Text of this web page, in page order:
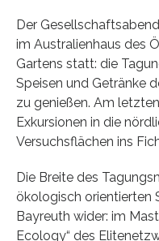
Der
im Australienhaus des
Gartens statt: die
Speisen und Getränke
zu genießen. Am
Exkursionen in die
Versuchsflächen ins
Die Breite des
ökologisch orientierten
Bayreuth wider: im
Ecology“ des